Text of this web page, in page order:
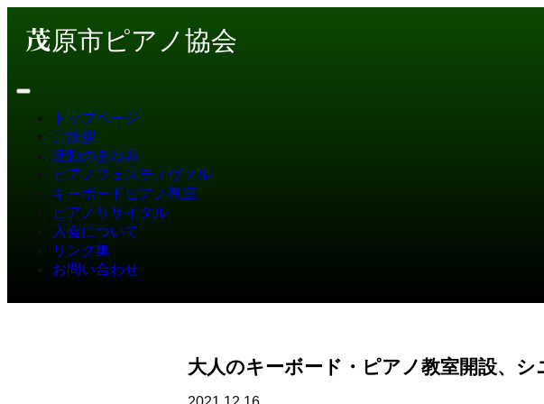
茂原市ピアノ協会
トップページ
ご挨拶
活動のあゆみ
ピアノフェスティヴァル
キーボードピアノ教室
ピアノリサイタル
入会について
リンク集
お問い合わせ
大人のキーボード・ピアノ教室開設、